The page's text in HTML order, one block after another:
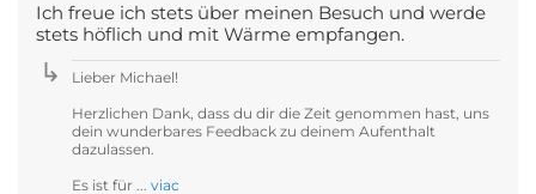
Ich freue ich stets über meinen Besuch und werde
stets höflich und mit Wärme empfangen.
Lieber Michael!
Herzlichen Dank, dass du dir die Zeit genommen hast, uns
dein wunderbares Feedback zu deinem Aufenthalt
dazulassen.
Es ist für ... viac